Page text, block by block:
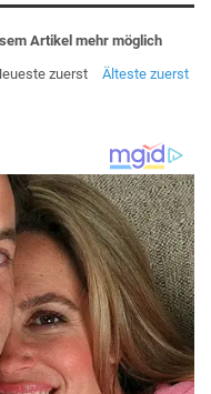
Artikel mehr möglich
zuerst
Älteste zuerst